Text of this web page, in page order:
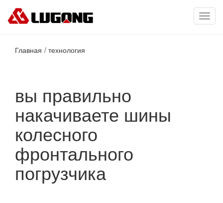
Главная технология
вы правильно
накачиваете шины
колесного
фронтального
погрузчика